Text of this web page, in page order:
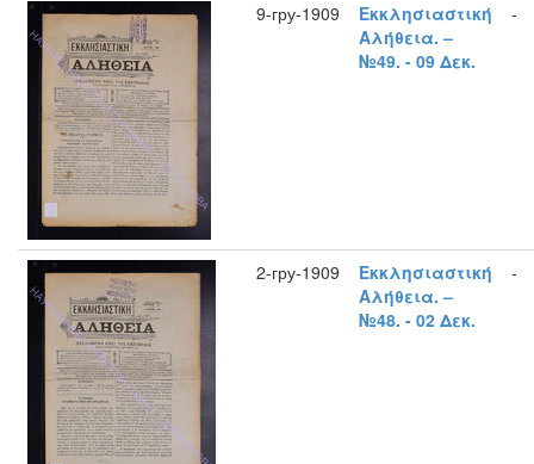
9-гру-1909
Εκκλησιαστική
Αλήθεια. –
№49. - 09 Δεκ.
-
2-гру-1909
Εκκλησιαστική
Αλήθεια. –
№48. - 02 Δεκ.
-